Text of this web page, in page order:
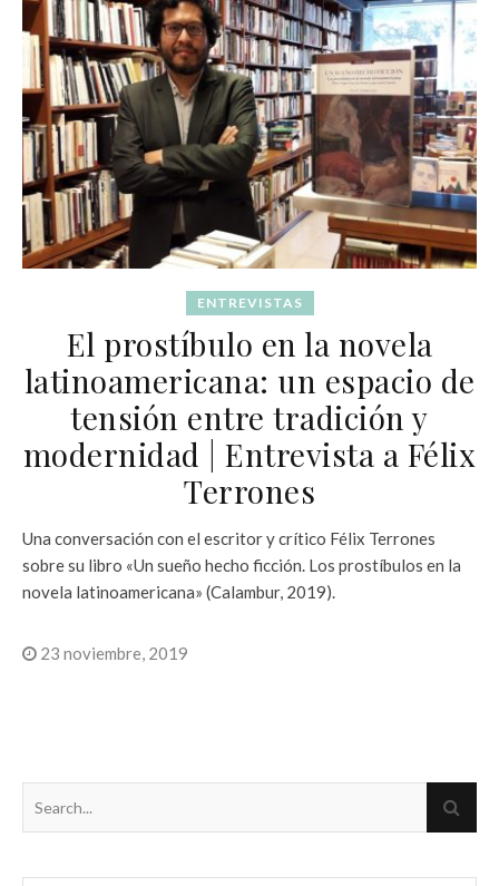
ENTREVISTAS
El prostíbulo en la novela
latinoamericana: un espacio de
tensión entre tradición y
modernidad | Entrevista a Félix
Terrones
Una conversación con el escritor y crítico Félix Terrones
sobre su libro «Un sueño hecho ficción. Los prostíbulos en la
novela latinoamericana» (Calambur, 2019).
23 noviembre, 2019